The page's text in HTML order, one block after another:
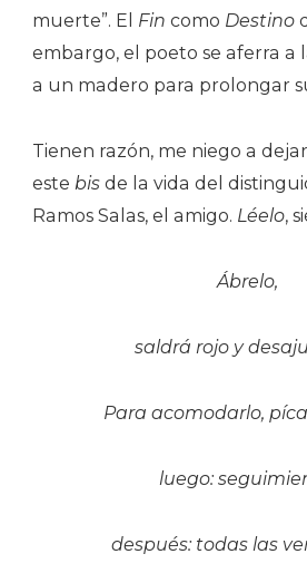
muerte”. El Fin como Destino
embargo, el poeto se aferra a
a un madero para prolongar
Tienen razón, me niego a
este bis de la vida del
Ramos Salas, el amigo. Léelo,
Ábrelo,
saldrá rojo y
Para acomodarlo,
luego:
después: todas las